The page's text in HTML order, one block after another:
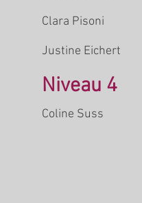
Clara Pisoni
Justine Eichert
Niveau 4
Coline Suss